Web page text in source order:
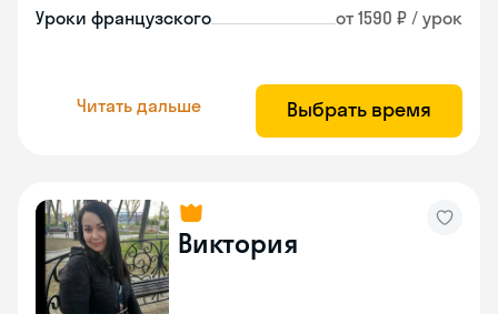
Уроки французского от 1590 ₽ / урок
Читать дальше Выбрать время
Виктория